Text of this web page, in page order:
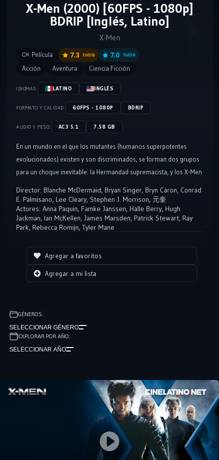
X-Men (2000) [60FPS - 1080p]
BDRIP [Inglés, Latino]
X-Men
Película 7.3 IMDB 7.0 TMDB
Acción Aventura Ciencia Ficción
IDIOMAS: LATINO INGLÉS
FORMATO Y CALIDAD: 60FPS - 1080P BDRIP
AUDIO Y PESO: AC3 5.1 7.58 GB
En un mundo en el que los mutantes (humanos superpotentes
evolucionados) existen y son discriminados, se forman dos grupos
para un choque inevitable: la Hermandad supremacista, y los X-Men
Director: Blanche McDermaid, Bryan Singer, Bryn Caron, Conrad
E. Palmisano, Lee Cleary, Stephen J. Morrison, 元奎
Actores: Anna Paquin, Famke Janssen, Halle Berry, Hugh
Jackman, Ian McKellen, James Marsden, Patrick Stewart, Ray
Park, Rebecca Romijn, Tyler Mane
Agregar a favoritos
Agregar a mi lista
GÉNEROS:
SELECCIONAR GÉNERO
EXPLORAR POR AÑO:
SELECCIONAR AÑO